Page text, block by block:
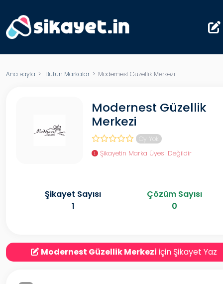
Ana sayfa > Bütün Markalar> Modernest Güzellik Merkezi
Modernest Güzellik
Merkezi
Oy Yok
Şikayetin Marka Üyesi Değildir
Şikayet Sayısı
1
Çözüm Sayısı
0
Modernest Güzellik Merkezi için Şikayet Yaz